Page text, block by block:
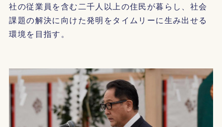
社の従業員を含む二千人以上の住民が暮らし、社会
課題の解決に向けた発明をタイムリーに生み出せる
環境を目指す。